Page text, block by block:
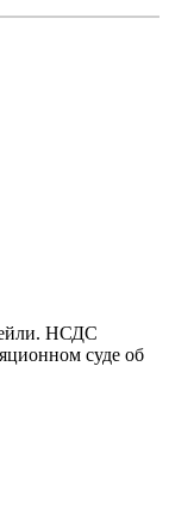
НСДС
суде об